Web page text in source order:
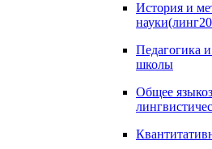
История и
Педагогика
школы
Общее